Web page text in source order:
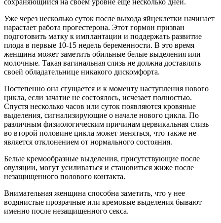
сохраняющийся на своем уровне еще несколько дней.
Уже через несколько суток после выхода яйцеклетки начинает
нарастает работа прогестерона. Этот гормон призван
подготовить матку к имплантации и поддержать развитие
плода в первые 10-15 недель беременности. В это время
женщина может заметить обильные белые выделения или
молочные. Такая вагинальная слизь не должна доставлять
своей обладательнице никакого дискомфорта.
Постепенно она сгущается и к моменту наступления нового
цикла, если зачатие не состоялось, исчезает полностью.
Спустя несколько часов или суток появляются кровяные
выделения, сигнализирующие о начале нового цикла. По
различным физиологическим причинам цервикальная слизь
во второй половине цикла может меняться, что также не
является отклонением от нормального состояния.
Белые кремообразные выделения, присутствующие после
овуляции, могут усиливаться и становиться жиже после
незащищенного полового контакта.
Внимательная женщина способна заметить, что у нее
водянистые прозрачные или кремовые выделения бывают
именно после незащищенного секса.